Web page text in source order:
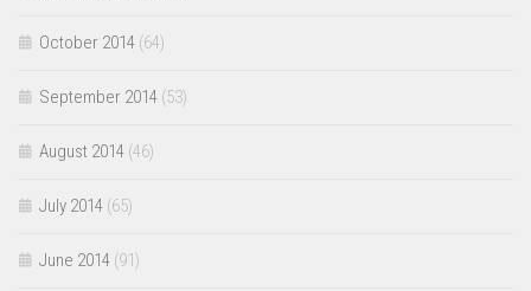
October 2014 (64)
September 2014 (53)
August 2014 (46)
July 2014 (65)
June 2014 (91)